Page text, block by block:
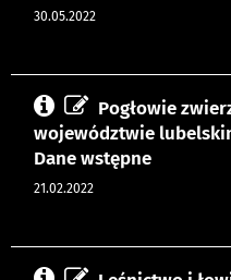
30.05.2022
Pogłowie
województwie
Dane wstępne
21.02.2022